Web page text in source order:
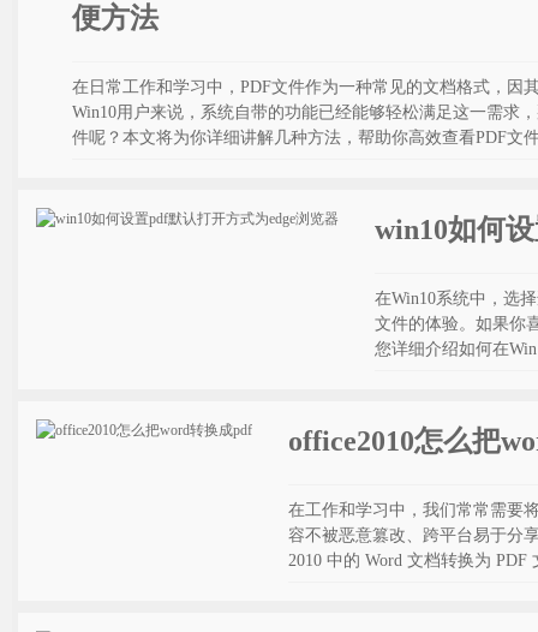
便方法
在日常工作和学习中，PDF文件作为一种常见的文档格式，因
Win10用户来说，系统自带的功能已经能够轻松满足这一需求
件呢？本文将为你详细讲解几种方法，帮助你高效查看PDF文
win10如何
在Win10系统中，选
文件的体验。如果你
您详细介绍如何在
office2010怎么把
在工作和学习中，我们常常需要
容不被恶意篡改、跨平台易于分
2010 中的 Word 文档转换为